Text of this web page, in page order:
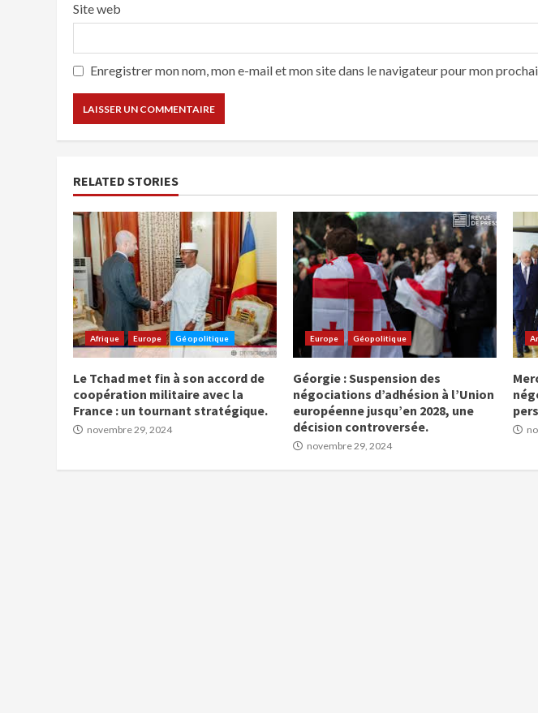
Site web
Enregistrer mon nom, mon e-mail et mon site dans le navigateur pour mon
RELATED STORIES
Afrique Europe Géopolitique
Le Tchad met fin à son accord de
coopération militaire avec la
France : un tournant stratégique.
novembre 29, 2024
Europe Géopolitique
Géorgie : Suspension des
négociations d’adhésion à l’Union
européenne jusqu’en 2028, une
décision controversée.
novembre 29, 2024